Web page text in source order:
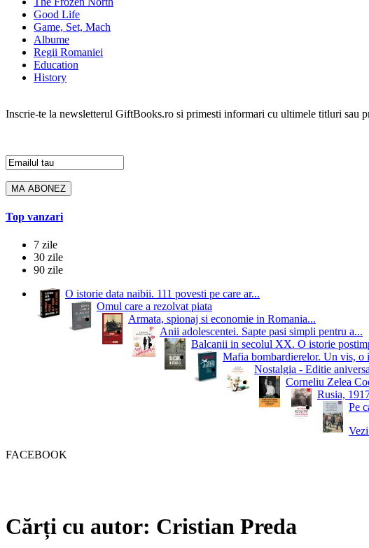
Good Life
Game, Set, Mach
Albume
Regii Romaniei
Education
History
Inscrie-te la newsletterul GiftBooks.ro si primesti informari cu ultimele titluri sau
Top vanzari
7 zile
30 zile
90 zile
O istorie data naibii. 111 povesti pe care ar...
Omul care a rezolvat piata
Armata, spionaj si economie in Romania...
Anii adolescentei. Sapte pasi simpli pentru a...
Balcanii in secolul XX. O istorie
Mafia bombardierelor. Un vis, o
Nostalgia - Editie
Corneliu Zelea
Rusia,
Pe
FACEBOOK
Cărți cu autor: Cristian Preda